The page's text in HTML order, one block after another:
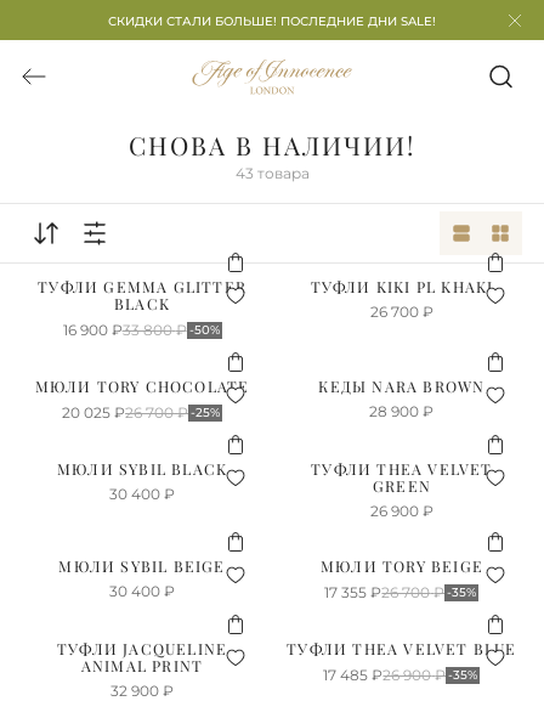
СКИДКИ СТАЛИ БОЛЬШЕ! ПОСЛЕДНИЕ ДНИ SALE!
СНОВА В НАЛИЧИИ!
43 товара
ТУФЛИ GEMMA GLITTER
BLACK
16 900 ₽33 800 ₽-50%
ТУФЛИ KIKI PL KHAKI
26 700 ₽
МЮЛИ TORY CHOCOLATE
20 025 ₽26 700 ₽-25%
КЕДЫ NARA BROWN
28 900 ₽
МЮЛИ SYBIL BLACK
30 400 ₽
ТУФЛИ THEA VELVET
GREEN
26 900 ₽
МЮЛИ SYBIL BEIGE
30 400 ₽
МЮЛИ TORY BEIGE
17 355 ₽26 700 ₽-35%
ТУФЛИ JACQUELINE
ANIMAL PRINT
32 900 ₽
ТУФЛИ THEA VELVET BLUE
17 485 ₽26 900 ₽-35%